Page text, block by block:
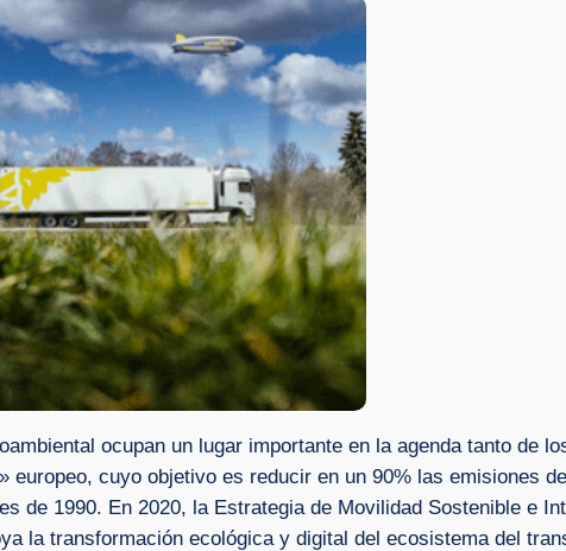
ocupan un lugar importante en la agenda tanto de
europeo, cuyo objetivo es reducir en un 90% las emisiones
de 1990. En 2020, la Estrategia de Movilidad Sostenible e
la transformación ecológica y digital del ecosistema del